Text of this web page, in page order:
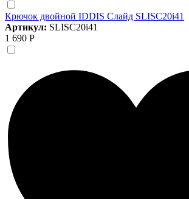
Крючок двойной IDDIS Слайд SLISC20i41
Артикул: SLISC20i41
1 690 Р